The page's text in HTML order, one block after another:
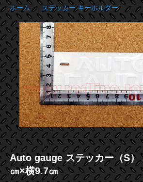
ホーム>ステッカー キーホルダー
Auto gauge ステッカー（S）
㎝×横9.7㎝